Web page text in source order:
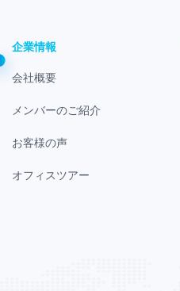
企業情報
会社概要
メンバーのご紹介
お客様の声
オフィスツアー